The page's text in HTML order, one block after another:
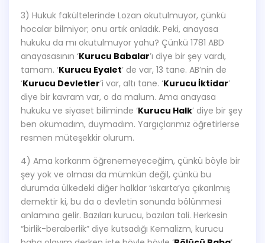
3) Hukuk fakültelerinde Lozan okutulmuyor, çünkü
hocalar bilmiyor; onu artık anladık. Peki, anayasa
hukuku da mı okutulmuyor yahu? Çünkü 1781 ABD
anayasasının ‘Kurucu Babalar’ı diye bir şey vardı,
tamam. ‘Kurucu Eyalet’ de var, 13 tane. AB’nin de
‘Kurucu Devletler’i var, altı tane. ‘Kurucu İktidar’
diye bir kavram var, o da malum. Ama anayasa
hukuku ve siyaset biliminde ‘Kurucu Halk’ diye bir şey
ben okumadım, duymadım. Yargıçlarımız öğretirlerse
resmen müteşekkir olurum.
4) Ama korkarım öğrenemeyeceğim, çünkü böyle bir
şey yok ve olması da mümkün değil, çünkü bu
durumda ülkedeki diğer halklar ‘ıskarta’ya çıkarılmış
demektir ki, bu da o devletin sonunda bölünmesi
anlamına gelir. Bazıları kurucu, bazıları tali. Herkesin
“birlik-beraberlik” diye kutsadığı Kemalizm, kurucu